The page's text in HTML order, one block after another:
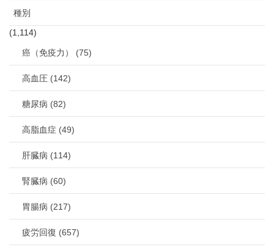
種別
(1,114)
癌（免疫力） (75)
高血圧 (142)
糖尿病 (82)
高脂血症 (49)
肝臓病 (114)
腎臓病 (60)
胃腸病 (217)
疲労回復 (657)